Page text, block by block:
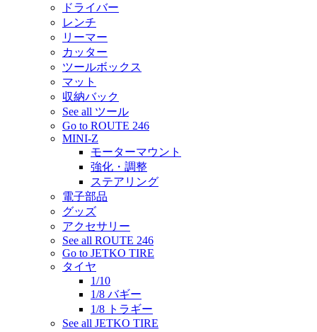
ドライバー
レンチ
リーマー
カッター
ツールボックス
マット
収納バック
See all ツール
Go to ROUTE 246
MINI-Z
モーターマウント
強化・調整
ステアリング
電子部品
グッズ
アクセサリー
See all ROUTE 246
Go to JETKO TIRE
タイヤ
1/10
1/8 バギー
1/8 トラギー
See all JETKO TIRE